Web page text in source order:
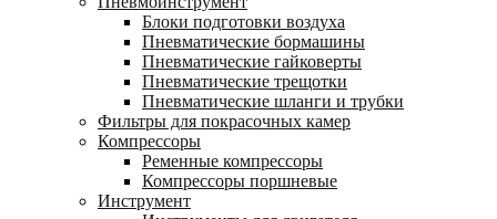
Блоки подготовки воздуха
Пневматические бормашины
Пневматические гайковерты
Пневматические трещотки
Пневматические шланги и трубки
Фильтры для покрасочных камер
Компрессоры
Ременные компрессоры
Компрессоры поршневые
Инструмент